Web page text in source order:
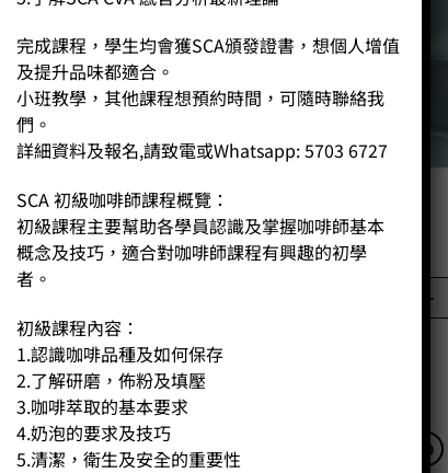
2-4人份 濾紙
HK$60.00
BUY NOW
虹吸金屬鋼濾網
Price: HK$
+
1 2 19
完成課程，學生均會獲SCA頒發證書，想個人增值
及提升品味都適合。
小班教學，其他課程想預約時間，可隨時聯絡我
們。
詳細資料及報名,請致電或Whatsapp: 5703 6727
SCA 初級咖啡師課程概覽：
初級課程主要幫助各學員認識及掌握咖啡師基本
概念及技巧，適合對咖啡師課程有興趣的初學
者。
初級課程內容：
1.認識咖啡品種及如何保存
2.了解研磨，佈粉及填壓
3.咖啡萃取的基本要求
4.奶泡的要求及技巧
5.清潔，衛生及安全的重要性